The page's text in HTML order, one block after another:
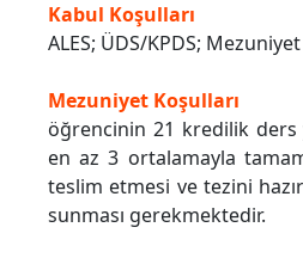
Kabul Koşulları
ALES; ÜDS/KPDS;
Mezuniyet Koşulları
öğrencinin 21 kredilik
en az 3 ortalamayla
teslim etmesi ve tezini
sunması gerekmektedir.